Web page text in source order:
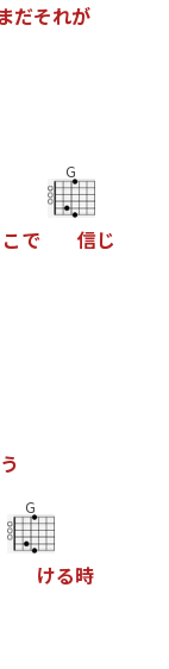
まだそれが
こで
G
信じ
う
G
ける時